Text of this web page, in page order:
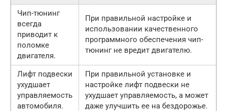
Чип-тюнинг
всегда
приводит к
поломке
двигателя.
При правильной настройке и
использовании качественного
программного обеспечения чип-
тюнинг не вредит двигателю.
Лифт подвески
ухудшает
управляемость
автомобиля.
При правильной установке и
настройке лифт подвески не
ухудшает управляемость, а может
даже улучшить ее на бездорожье.